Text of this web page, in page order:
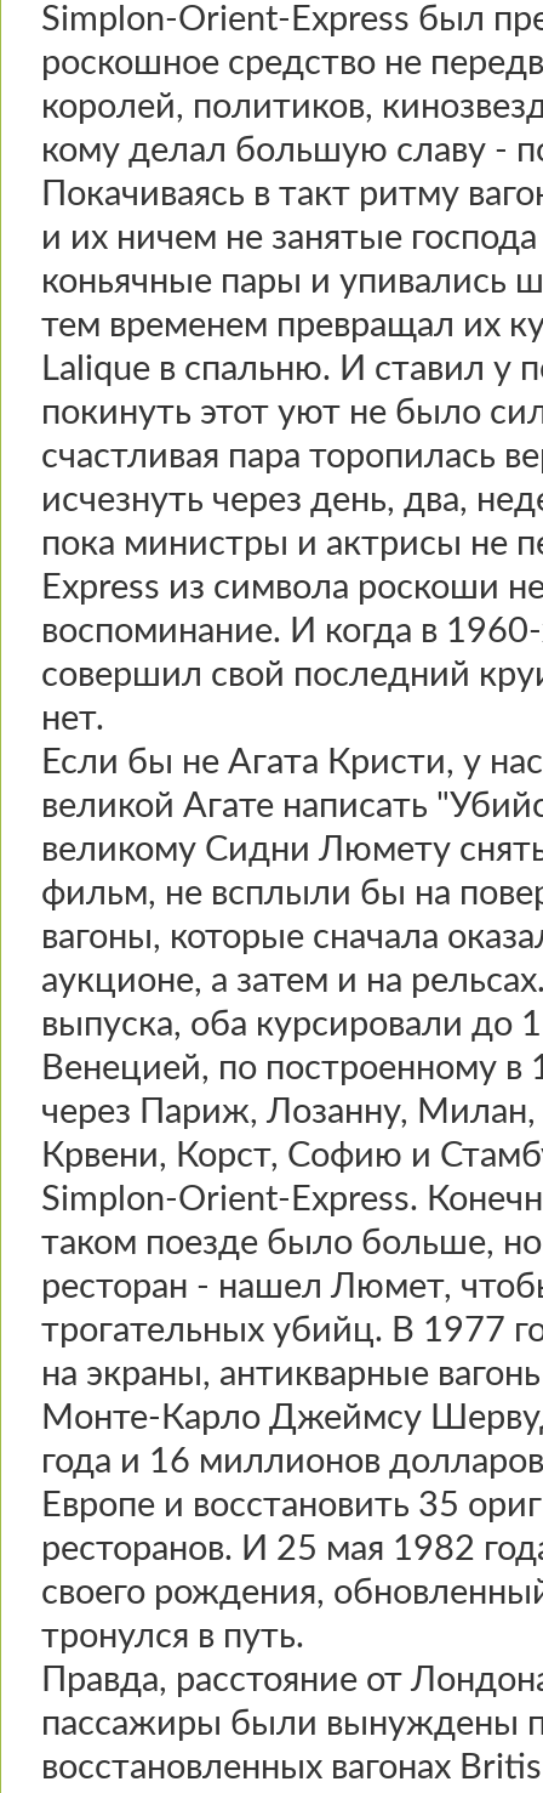
Simplon-Orient-Express был
роскошное средство не
королей, политиков,
кому делал большую славу -
Покачиваясь в такт ритму
и их ничем не занятые
коньячные пары и упивались
тем временем превращал их
Lalique в спальню. И ставил у
покинуть этот уют не было
счастливая пара торопилась
исчезнуть через день, два,
пока министры и актрисы не
Express из символа роскоши
воспоминание. И когда в
совершил свой последний
нет.
Если бы не Агата Кристи, у
великой Агате написать
великому Сидни Люмету
фильм, не всплыли бы на
вагоны, которые сначала
аукционе, а затем и на
выпуска, оба курсировали
Венецией, по построенному
через Париж, Лозанну,
Крвени, Корст, Софию и
Simplon-Orient-Express.
таком поезде было больше,
ресторан - нашел Люмет,
трогательных убийц. В 1977
на экраны, антикварные
Монте-Карло Джеймсу
года и 16 миллионов
Европе и восстановить 35
ресторанов. И 25 мая 1982
своего рождения,
тронулся в путь.
Правда, расстояние от
пассажиры были вынуждены
восстановленных вагонах